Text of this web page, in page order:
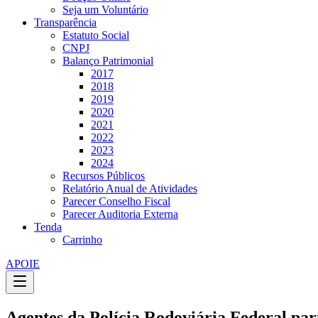
Seja um Voluntário
Transparência
Estatuto Social
CNPJ
Balanço Patrimonial
2017
2018
2019
2020
2021
2022
2023
2024
Recursos Públicos
Relatório Anual de Atividades
Parecer Conselho Fiscal
Parecer Auditoria Externa
Tenda
Carrinho
APOIE